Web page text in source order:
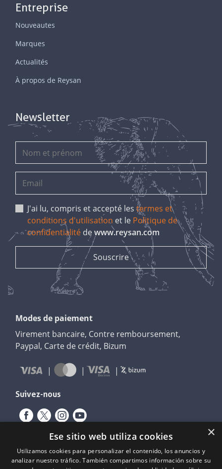
Entreprise
Nouveautes
Marques
Actualités
À propos de Reysan
Newsletter
J'ai lu, compris et accepté lestermes et
conditions d'utilisation et le Politique de
confidentialité dewww.reysan.com
Modes de paiement
Virement bancaire, Contre remboursement,
Paypal, Carte de crédit, Bizum
Suivez-nous
×
Ese sitio web utiliza cookies
Utilizamos cookies para personalizar el contenido, los anuncios y
analizar nuestro tráfico. También compartimos información sobre su